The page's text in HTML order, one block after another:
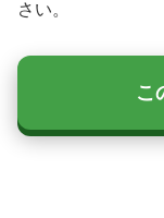
さい。
こ